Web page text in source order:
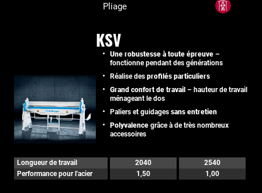
Pliage
KSV
Une robustesse à toute épreuve –
fonctionne pendant des générations
Réalise des profilés particuliers
Grand confort de travail – hauteur de travail
ménageant le dos
Paliers et guidages sans entretien
Polyvalence grâce à de très nombreux
accessoires
Longueur de travail 2040
2540
Performance pour l'acier
1,50 1,00